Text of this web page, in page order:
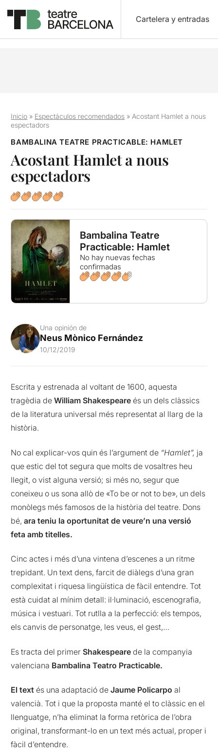
Cartelera y entradas
Inicio » Espectáculos recomendados » Acostant Hamlet a nous
espectadors
BAMBALINA TEATRE PRACTICABLE: HAMLET
Acostant Hamlet a nous
espectadors
Bambalina Teatre
Practicable: Hamlet
No hay nuevas fechas
confirmadas
Una opinión de
Neus Mònico Fernández
10/12/2019
Escrita y estrenada al voltant de 1600, aquesta
tragèdia deWilliam Shakespeare és un dels clàssics
de la literatura universal més representat al llarg de la
història.
No cal explicar-vos quin és l’argument de “Hamlet”, ja
que estic del tot segura que molts de vosaltres heu
llegit, o vist alguna versió; si més no, segur que
coneixeu o us sona allò de «To be or not to be», un dels
monòlegs més famosos de la història del teatre. Dons
bé,ara teniu la oportunitat de veure’n una versió
feta amb titelles.
Cinc actes i més d’una vintena d’escenes a un ritme
trepidant. Un text dens, farcit de diàlegs d’una gran
complexitat i riquesa lingüística de fàcil entendre. Tot
està cuidat al mínim detall: il·luminació, escenografia,
música i vestuari. Tot rutlla a la perfecció: els tempos,
els canvis de personatge, les veus, el gest,…
Es tracta del primerShakespeare de la companyia
valenciana Bambalina Teatro Practicable.
El textés una adaptació deJaume Policarpo al
valencià. Tot i que la proposta manté el to clàssic en el
llenguatge, n’ha eliminat la forma retòrica de l’obra
original, transformant-lo en un text més actual, proper i
fàcil d’entendre.